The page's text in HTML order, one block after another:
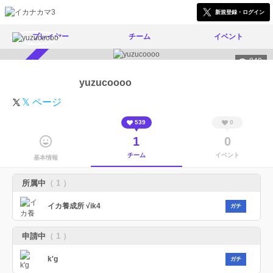
新規登録・ログイン
プレイヤー チーム イベント
840
yuzucoooo
𝕏 ページ
基本情報
539
1
チーム
0
0
イベント
所属中 （ 1 ）
イカ養成所 √ik4 ガチ
申請中 （ 1 ）
k'g ガチ